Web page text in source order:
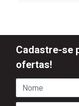
Cadastre-se
ofertas!